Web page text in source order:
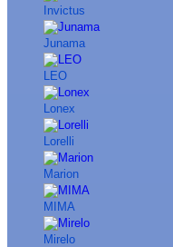
Invictus
Junama
LEO
Lonex
Lorelli
Marion
MIMA
Mirelo